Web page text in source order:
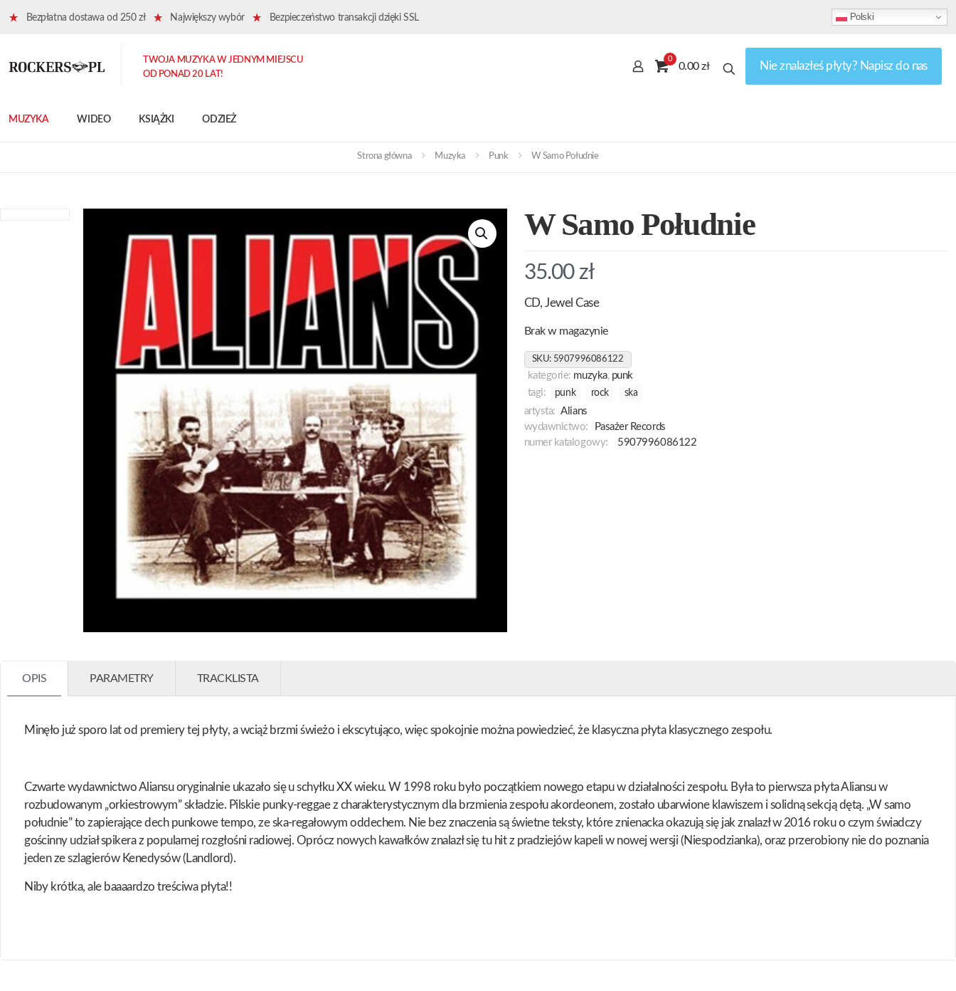
Bezpłatna dostawa od 250 zł Największy wybór Bezpieczeństwo transakcji dzięki SSL Polski
MUZYKA WIDEO KSIĄŻKI ODZIEŻ
TWOJA MUZYKA W JEDNYM MIEJSCU
OD PONAD 20 LAT!
0
0.00 zł Nie znalazłeś płyty? Napisz do nas
Strona główna Muzyka Punk W Samo Południe
W Samo Południe
35.00 zł
CD, Jewel Case
Brak w magazynie
SKU: 5907996086122
kategorie: muzyka, punk
tagi:
punk rock ska
artysta: Alians
wydawnictwo:
Pasażer Records
numer katalogowy:
5907996086122
OPIS PARAMETRY TRACKLISTA
Minęło już sporo lat od premiery tej płyty, a wciąż brzmi świeżo i ekscytująco, więc spokojnie można powiedzieć, że klasyczna płyta klasycznego zespołu.
Czwarte wydawnictwo Aliansu oryginalnie ukazało się u schyłku XX wieku. W 1998 roku było początkiem nowego etapu w działalności zespołu. Była to pierwsza płyta Aliansu w
rozbudowanym „orkiestrowym” składzie. Pilskie punky-reggae z charakterystycznym dla brzmienia zespołu akordeonem, zostało ubarwione klawiszem i solidną sekcją dętą. „W samo
południe” to zapierające dech punkowe tempo, ze ska-regałowym oddechem. Nie bez znaczenia są świetne teksty, które znienacka okazują się jak znalazł w 2016 roku o czym świadczy
gościnny udział spikera z popularnej rozgłośni radiowej. Oprócz nowych kawałków znalazł się tu hit z pradziejów kapeli w nowej wersji (Niespodzianka), oraz przerobiony nie do poznania
jeden ze szlagierów Kenedysów (Landlord).
Niby krótka, ale baaaardzo treściwa płyta!!